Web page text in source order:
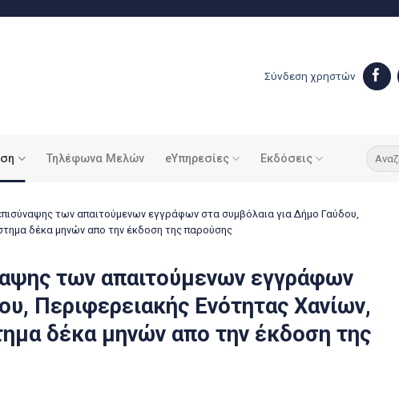
Σύνδεση χρηστών
Τηλέφωνα Μελών eΥπηρεσίες Εκδόσεις
των απαιτούμενων εγγράφων στα συμβόλαια για Δήμο Γαύδου,
δέκα μηνών απο την έκδοση της παρούσης
των απαιτούμενων εγγράφων
Περιφερειακής Ενότητας Χανίων,
δέκα μηνών απο την έκδοση της